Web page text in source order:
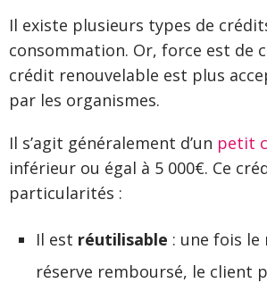
Il existe plusieurs types de
consommation. Or, force est de
crédit renouvelable est plus
par les organismes.
Il s’agit généralement d’un petit
inférieur ou égal à 5 000€. Ce
particularités :
Il est réutilisable : une fois
réserve remboursé, le client